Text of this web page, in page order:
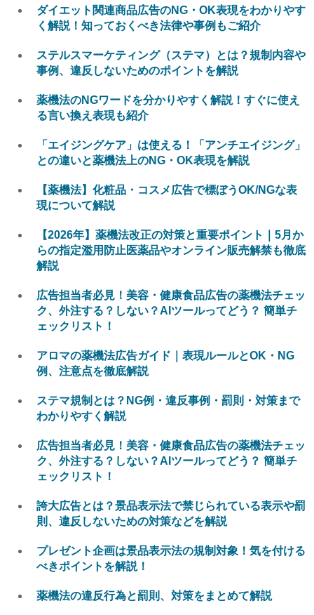
ダイエット関連商品広告のNG・OK表現をわかりやす
く解説！知っておくべき法律や事例もご紹介
ステルスマーケティング（ステマ）とは？規制内容や
事例、違反しないためのポイントを解説
薬機法のNGワードを分かりやすく解説！すぐに使え
る言い換え表現も紹介
「エイジングケア」は使える！「アンチエイジング」
との違いと薬機法上のNG・OK表現を解説
【薬機法】化粧品・コスメ広告で標ぼうOK/NGな表
現について解説
【2026年】薬機法改正の対策と重要ポイント｜5月か
らの指定濫用防止医薬品やオンライン販売解禁も徹底
解説
広告担当者必見！美容・健康食品広告の薬機法チェッ
ク、外注する？しない？AIツールってどう？ 簡単チ
ェックリスト！
アロマの薬機法広告ガイド｜表現ルールとOK・NG
例、注意点を徹底解説
ステマ規制とは？NG例・違反事例・罰則・対策まで
わかりやすく解説
広告担当者必見！美容・健康食品広告の薬機法チェッ
ク、外注する？しない？AIツールってどう？ 簡単チ
ェックリスト！
誇大広告とは？景品表示法で禁じられている表示や罰
則、違反しないための対策などを解説
プレゼント企画は景品表示法の規制対象！気を付ける
べきポイントを解説！
薬機法の違反行為と罰則、対策をまとめて解説